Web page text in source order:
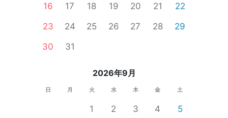
16
17 18 19 20 21
22
23
24 25 26 27 28
29
30
31
2026年9月
日 月 火 水 木 金 土
1 2 3 4
5